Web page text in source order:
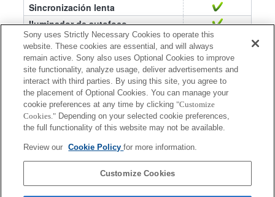
Sincronización lenta
Iluminador de autofoco
*8 Es necesario un controlador de flash remoto
inalámbrico separado (HVL-F43AM, HVL-
F58AM, HVL-F60M o HVL-F43M).
*10 Es necesario un controlador de flash remoto
inalámbrico separado (HVL-F20AM, HVL-
F43AM, HVL-F58AM, HVL-F60M, HVL-F20M,
HVL-F43M o HVL-F32M).
*12 El control de la relación de iluminación no se
puede usar con ninguno de los tres grupos.
Sony uses Strictly Necessary Cookies to operate this
website. These cookies are essential, and will always
remain active. Sony also uses Optional Cookies to improve
site functionality, analyze usage, deliver advertisements and
interact with third parties. By using this site, you agree to
the placement of Optional Cookies. You can manage your
cookie preferences at any time by clicking "Customize
Cookies." Depending on your selected cookie preferences,
the full functionality of this website may not be available.
Review our Cookie Policyfor more information.
Customize Cookies